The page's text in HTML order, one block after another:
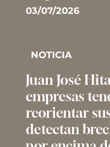
03/07/2026
NOTICIA
Juan José
empresas
reorientar
detectan